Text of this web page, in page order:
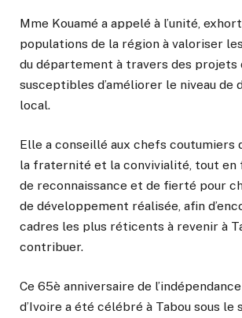
Mme Kouamé a appelé à l’unité,
populations de la région à valoriser
du département à travers des
susceptibles d’améliorer le niveau de
local.
Elle a conseillé aux chefs coutumiers
la fraternité et la convivialité, tout en
de reconnaissance et de fierté pour
de développement réalisée, afin
cadres les plus réticents à revenir à
contribuer.
Ce 65è anniversaire de
d’Ivoire a été célébré à Tabou sous le